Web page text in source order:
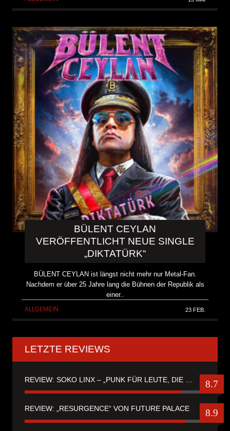
BÜLENT CEYLAN
VERÖFFENTLICHT NEUE SINGLE
„DIKTATÜRK“
BÜLENT CEYLAN ist längst nicht mehr nur Metal-Fan.
Nachdem er über 25 Jahre lang die Bühnen der Republik als
einer..
ALLGEMEIN 23 FEB.
LETZTE REVIEWS
8.7
REVIEW: „RESURGENCE“ VON FUTURE PALACE 8.9